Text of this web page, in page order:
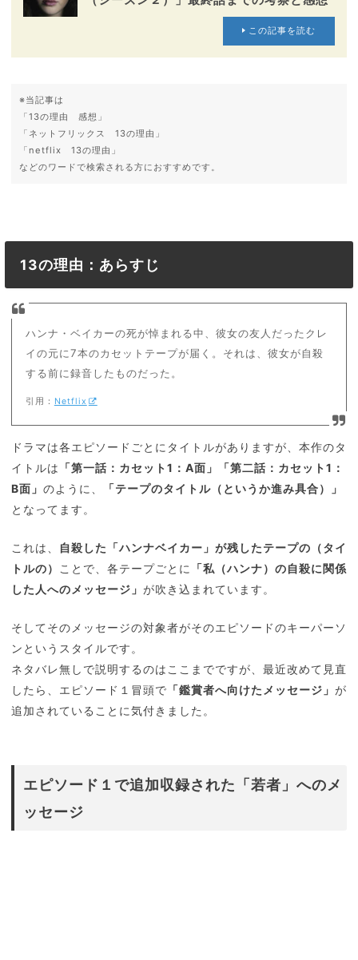
この記事を読む
※当記事は
「13の理由 感想」
「ネットフリックス 13の理由」
「netflix 13の理由」
などのワードで検索される方におすすめです。
13の理由：あらすじ
ハンナ・ベイカーの死が悼まれる中、彼女の友人だったクレ
イの元に7本のカセットテープが届く。それは、彼女が自殺
する前に録音したものだった。
引用： Netflix
ドラマは各エピソードごとにタイトルがありますが、本作のタ
イトルは 「第一話：カセット1：A面」「第二話：カセット1：
B面」 のように、
「テープのタイトル（というか進み具合）」
となってます。
これは、
自殺した「ハンナベイカー」が残したテープの（タイ
トルの）
ことで、各テープごとに
「私（ハンナ）の自殺に関係
した人へのメッセージ」 が吹き込まれています。
そしてそのメッセージの対象者がそのエピソードのキーパーソ
ンというスタイルです。
ネタバレ無しで説明するのはここまでですが、最近改めて見直
したら、エピソード１冒頭で 「鑑賞者へ向けたメッセージ」 が
追加されていることに気付きました。
エピソード１で追加収録された「若者」へのメ
ッセージ